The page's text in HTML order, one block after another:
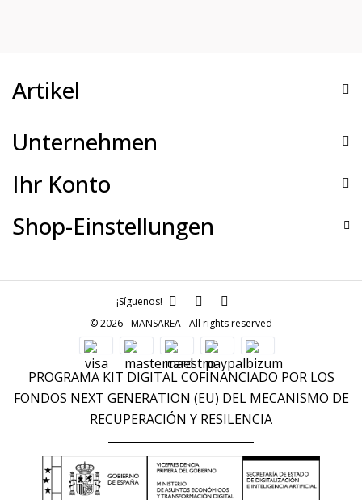
Artikel
Unternehmen
Ihr Konto
Shop-Einstellungen
© 2026 - MANSAREA - All rights reserved
¡Síguenos!
PROGRAMA KIT DIGITAL COFINANCIADO POR LOS
FONDOS NEXT GENERATION (EU) DEL MECANISMO DE
RECUPERACIÓN Y RESILENCIA